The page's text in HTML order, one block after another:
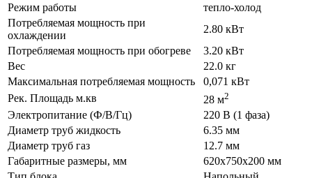
Режим работы
тепло-холод
Потребляемая мощность при
охлаждении
2.80 кВт
Потребляемая мощность при обогреве
3.20 кВт
Вес
22.0 кг
Максимальная потребляемая мощность
0,071 кВт
Рек. Площадь м.кв
28 м2
Электропитание (Ф/В/Гц)
220 В (1 фаза)
Диаметр труб жидкость
6.35 мм
Диаметр труб газ
12.7 мм
Габаритные размеры, мм
620х750х200 мм